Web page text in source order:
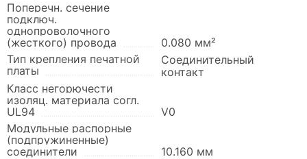
Поперечн. сечение
подключ.
однопроволочного
(жесткого) провода
0.080 мм²
Тип крепления печатной
платы
Соединительный
контакт
Класс негорючести
изоляц. материала согл.
UL94
V0
Модульные распорные
(подпружиненные)
соединители
10.160 мм